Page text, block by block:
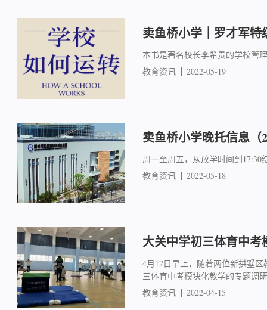
卖鱼桥小学｜罗才军
本书是著名校长李希贵的学校管
教育资讯
2022-05-19
卖鱼桥小学晚托信息（
周一至周五，从放学时间到17:30
教育资讯
2022-05-18
大关中学初三体育中
4月12日早上，随着两位新拱墅
三体育中考模块化教学的专题调
教育资讯
2022-04-15